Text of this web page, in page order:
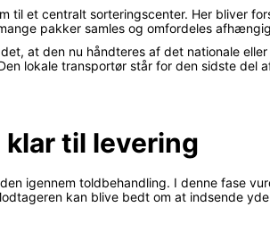
til et centralt sorteringscenter. Her bliver
pakker samles og omfordeles
at den nu håndteres af det nationale
lokale transportør står for den sidste del
til levering
igennem toldbehandling. I denne fase
kan blive bedt om at indsende